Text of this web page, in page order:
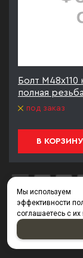
Болт
полная
под заказ
В КОРЗИНУ
Мы используем
эффективности
соглашаетесь с